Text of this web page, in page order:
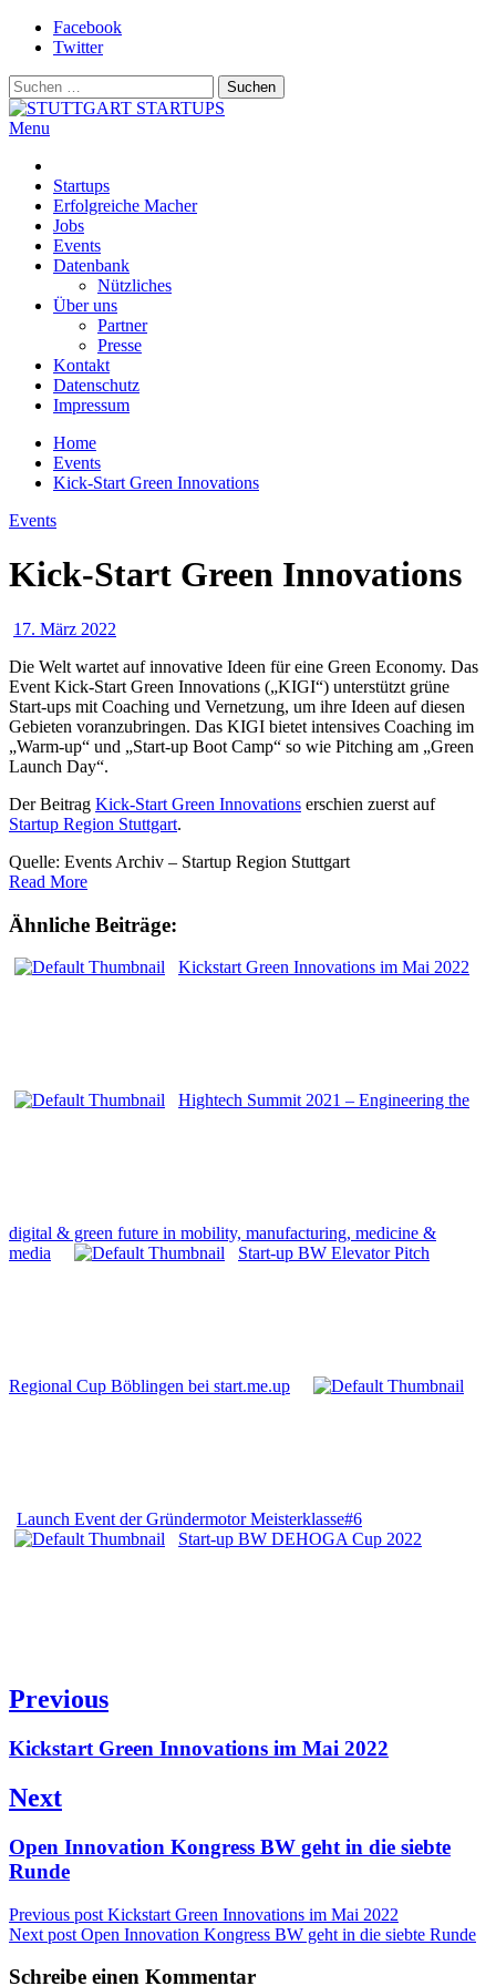
Skip
Facebook
Twitter
Suchen
nach:
Württemberg
Menu
Startups
Erfolgreiche Macher
Jobs
Events
Datenbank
Nützliches
Über uns
Partner
Presse
Kontakt
Datenschutz
Impressum
Home
Events
Kick-Start Green Innovations
Events
Kick-Start Green Innovations
17. März 2022
Die Welt wartet auf innovative Ideen für eine Green Economy. Das
Event Kick-Start Green Innovations („KIGI“) unterstützt grüne
Start-ups mit Coaching und Vernetzung, um ihre Ideen auf diesen
Gebieten voranzubringen. Das KIGI bietet intensives Coaching im
„Warm-up“ und „Start-up Boot Camp“ so wie Pitching am „Green
Launch Day“.
Der Beitrag Kick-Start Green Innovations erschien zuerst auf
Startup Region Stuttgart.
Quelle: Events Archiv – Startup Region Stuttgart
Read More
Ähnliche Beiträge:
Kickstart Green Innovations im Mai 2022
Hightech Summit 2021 – Engineering the
digital & green future in mobility, manufacturing, medicine &
media
Start-up BW Elevator Pitch
Regional Cup Böblingen bei start.me.up
Launch Event der Gründermotor Meisterklasse#6
Start-up BW DEHOGA Cup 2022
Beitragsnavigation
Previous
Previous
Kickstart Green Innovations im Mai 2022
Next
Next
post:
Open Innovation Kongress BW geht in die siebte
Runde
Previous post Kickstart Green Innovations im Mai 2022
Next post Open Innovation Kongress BW geht in die siebte Runde
Schreibe einen Kommentar